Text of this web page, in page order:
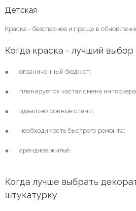
Детская
Краска - безопаснее и проще в
Когда краска - лучший выбор
● ограниченный бюджет;
● планируется частая смена
● идеально ровные стены;
● необходимость быстрого ремонта;
● арендное жильё.
Когда лучше выбрать
штукатурку